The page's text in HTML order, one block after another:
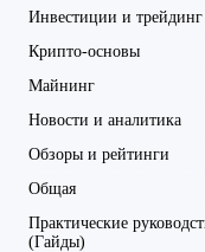
Инвестиции и трейдинг
Крипто-основы
Майнинг
Новости и аналитика
Обзоры и рейтинги
Общая
Практические
(Гайды)